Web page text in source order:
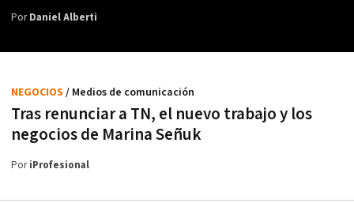
PorDaniel Alberti
Tras renunciar a TN, el nuevo trabajo y los
negocios de Marina Señuk
NEGOCIOS / Medios de comunicación
PoriProfesional